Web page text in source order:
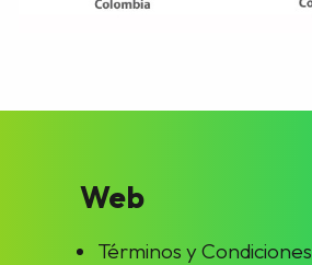
Web
Términos y Condiciones